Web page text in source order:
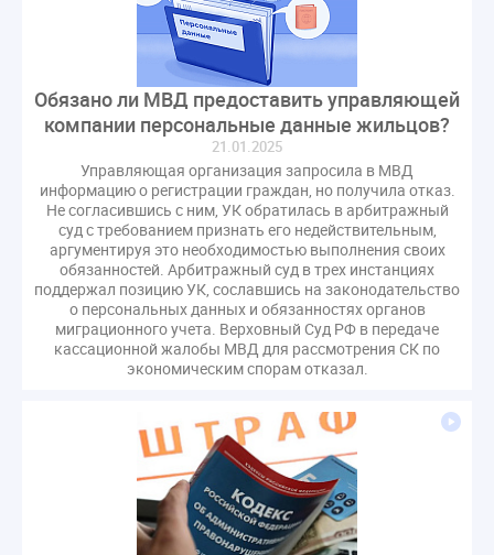
Обязано ли МВД предоставить управляющей
компании персональные данные жильцов?
21.01.2025
Управляющая организация запросила в МВД
информацию о регистрации граждан, но получила отказ.
Не согласившись с ним, УК обратилась в арбитражный
суд с требованием признать его недействительным,
аргументируя это необходимостью выполнения своих
обязанностей. Арбитражный суд в трех инстанциях
поддержал позицию УК, сославшись на законодательство
о персональных данных и обязанностях органов
миграционного учета. Верховный Суд РФ в передаче
кассационной жалобы МВД для рассмотрения СК по
экономическим спорам отказал.